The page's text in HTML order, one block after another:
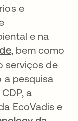
e
e na
, bem como
serviços de
a pesquisa
a
EcoVadis e